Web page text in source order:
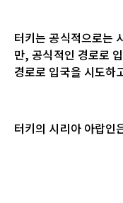
터키는 공식적으로는
만,공식적인 경로로
경로로 입국을 시도하
터키의 시리아 아랍인